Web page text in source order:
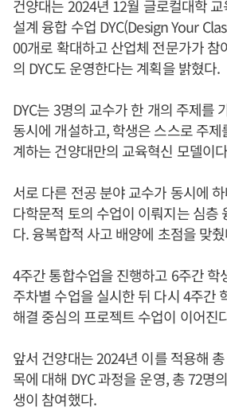
건양대는 2024년 12월 글로컬대학
설계 융합 수업 DYC(Design Your
00개로 확대하고 산업체 전문가가 참
의 DYC도 운영한다는 계획을 밝혔다.
DYC는 3명의 교수가 한 개의 주제를
동시에 개설하고, 학생은 스스로 주
계하는 건양대만의 교육혁신 모델이
서로 다른 전공 분야 교수가 동시에
다학문적 토의 수업이 이뤄지는 심층
다. 융복합적 사고 배양에 초점을 맞
4주간 통합수업을 진행하고 6주간 학
주차별 수업을 실시한 뒤 다시 4주간
해결 중심의 프로젝트 수업이 이어진
앞서 건양대는 2024년 이를 적용해
목에 대해 DYC 과정을 운영, 총 72명
생이 참여했다.